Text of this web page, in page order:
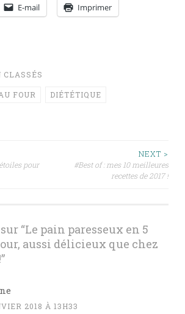
E-mail Imprimer
CLASSÉS
FOUR DIÉTÉTIQUE
pour
NEXT >
#Best of : mes 10 meilleures
recettes de 2017 !
“Le pain paresseux en 5
aussi délicieux que chez
”
2018 À 13H33